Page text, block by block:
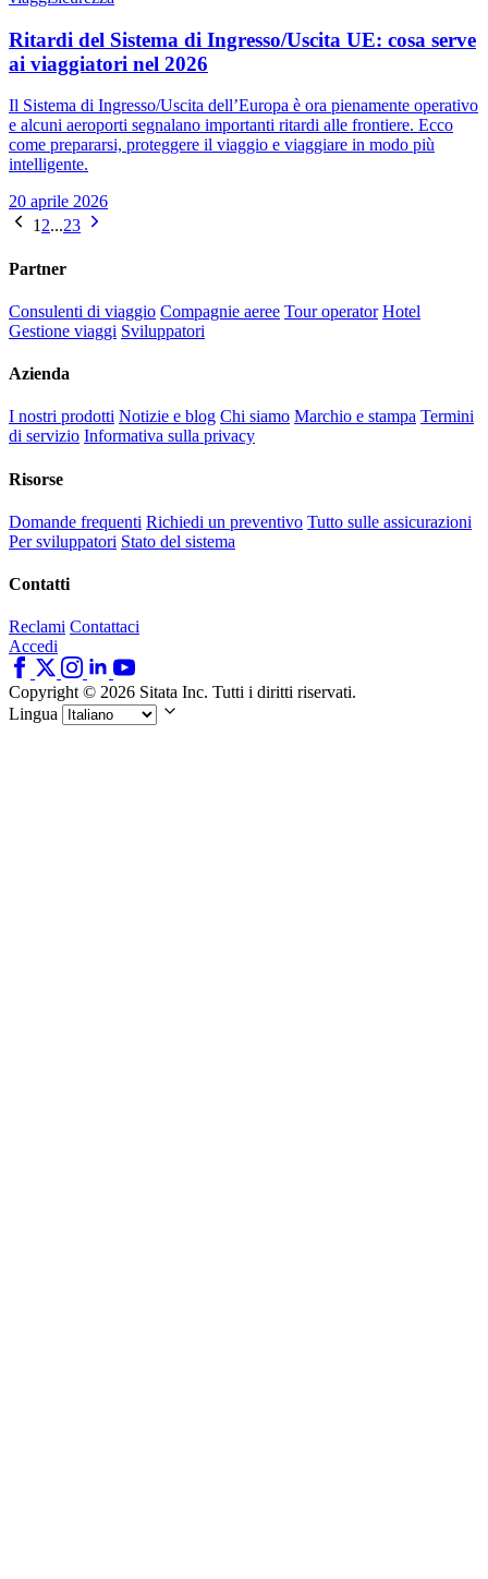
Ritardi del Sistema di Ingresso/Uscita UE: cosa serve
ai viaggiatori nel 2026
Il Sistema di Ingresso/Uscita dell’Europa è ora pienamente operativo
e alcuni aeroporti segnalano importanti ritardi alle frontiere. Ecco
come prepararsi, proteggere il viaggio e viaggiare in modo più
intelligente.
20 aprile 2026
1 2...23
Partner
Consulenti di viaggio Compagnie aeree Tour operator Hotel
Gestione viaggi Sviluppatori
Azienda
I nostri prodotti Notizie e blog Chi siamo Marchio e stampa Termini
di servizio Informativa sulla privacy
Risorse
Domande frequenti Richiedi un preventivo Tutto sulle assicurazioni
Per sviluppatori Stato del sistema
Contatti
Reclami Contattaci
Accedi
Copyright © 2026 Sitata Inc. Tutti i diritti riservati.
Lingua